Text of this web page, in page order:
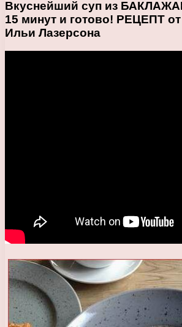
Вкуснейший суп из
15 минут и готово! РЕЦЕПТ
Ильи Лазерсона